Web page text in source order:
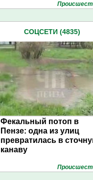
СОЦСЕТИ (4835)
Фекальный потоп в
Пензе: одна из улиц
превратилась в
канаву